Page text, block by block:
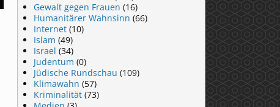
Gewalt gegen Frauen (16)
Humanitärer Wahnsinn (66)
Internet (10)
Islam (49)
Israel (34)
Judentum (0)
Jüdische Rundschau (109)
Klimawahn (57)
Kriminalität (73)